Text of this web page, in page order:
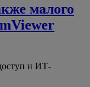
малого
и ИТ-